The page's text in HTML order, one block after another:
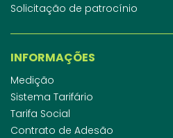
Solicitação de patrocínio
INFORMAÇÕES
Medição
Sistema Tarifário
Tarifa Social
Contrato de Adesão